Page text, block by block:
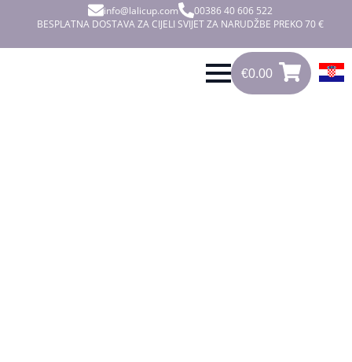
info@lalicup.com
00386 40 606 522
BESPLATNA DOSTAVA ZA CIJELI SVIJET ZA NARUDŽBE PREKO 70 €
€0.00
0.00
0